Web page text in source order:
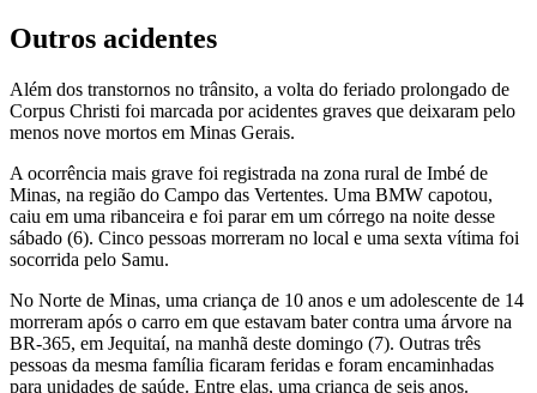
Outros acidentes
Além dos transtornos no trânsito, a volta do feriado prolongado de
Corpus Christi foi marcada por acidentes graves que deixaram pelo
menos nove mortos em Minas Gerais.
A ocorrência mais grave foi registrada na zona rural de Imbé de
Minas, na região do Campo das Vertentes. Uma BMW capotou,
caiu em uma ribanceira e foi parar em um córrego na noite desse
sábado (6). Cinco pessoas morreram no local e uma sexta vítima foi
socorrida pelo Samu.
No Norte de Minas, uma criança de 10 anos e um adolescente de 14
morreram após o carro em que estavam bater contra uma árvore na
BR-365, em Jequitaí, na manhã deste domingo (7). Outras três
pessoas da mesma família ficaram feridas e foram encaminhadas
para unidades de saúde. Entre elas, uma criança de seis anos.